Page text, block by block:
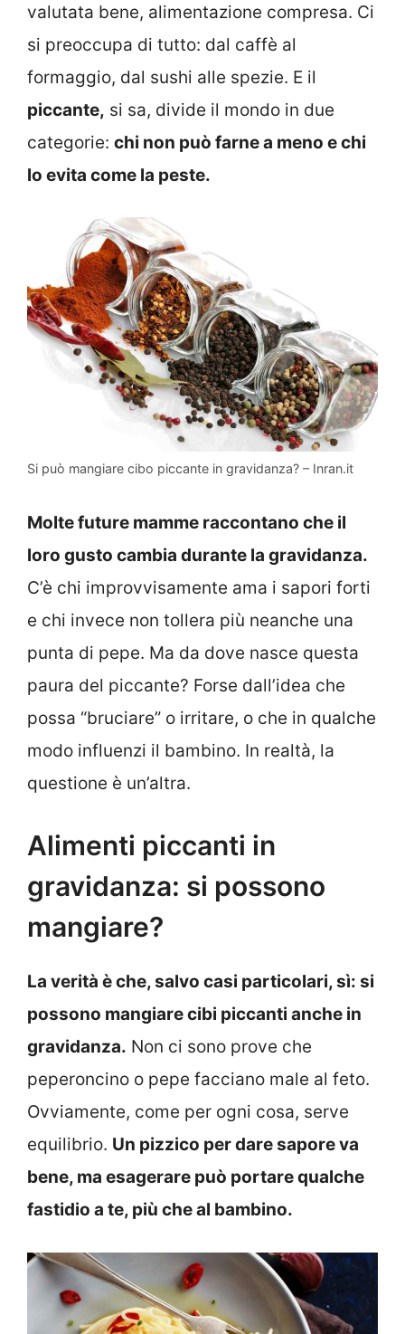
valutata bene, alimentazione compresa. Ci
si preoccupa di tutto: dal caffè al
formaggio, dal sushi alle spezie. E il
piccante, si sa, divide il mondo in due
categorie: chi non può farne a meno e chi
lo evita come la peste.
Si può mangiare cibo piccante in gravidanza? – Inran.it
Molte future mamme raccontano che il
loro gusto cambia durante la gravidanza.
C’è chi improvvisamente ama i sapori forti
e chi invece non tollera più neanche una
punta di pepe. Ma da dove nasce questa
paura del piccante? Forse dall’idea che
possa “bruciare” o irritare, o che in qualche
modo influenzi il bambino. In realtà, la
questione è un’altra.
Alimenti piccanti in
gravidanza: si possono
mangiare?
La verità è che, salvo casi particolari, sì: si
possono mangiare cibi piccanti anche in
gravidanza. Non ci sono prove che
peperoncino o pepe facciano male al feto.
Ovviamente, come per ogni cosa, serve
equilibrio. Un pizzico per dare sapore va
bene, ma esagerare può portare qualche
fastidio a te, più che al bambino.